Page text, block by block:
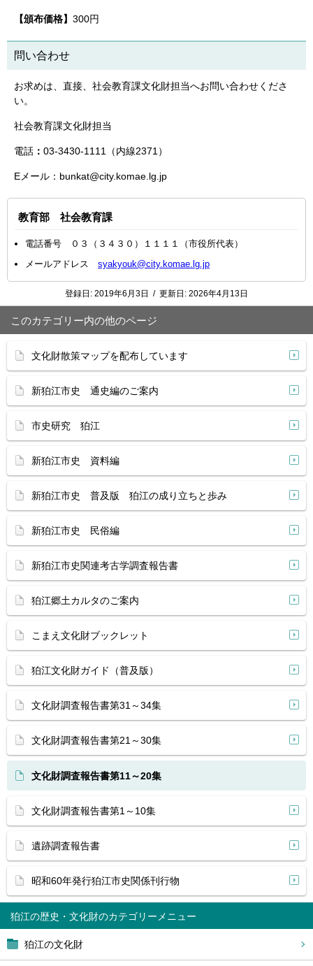
狛江の歴史・文化財
狛江の文化財
【頒布価格】 300円
問い合わせ
お求めは、直接、社会教育課文化財担当へお問い合わせくださ
い。
社会教育課文化財担当
電話 ： 03-3430-1111（内線2371）
Eメール：bunkat@city.komae.lg.jp
教育部 社会教育課
電話番号 ０３（３４３０）１１１１（市役所代表）
メールアドレス syakyouk@city.komae.lg.jp
登録日: 2019年6月3日 / 更新日: 2026年4月13日
このカテゴリー内の他のページ
文化財散策マップを配布しています
新狛江市史 通史編のご案内
市史研究 狛江
新狛江市史 資料編
新狛江市史 普及版 狛江の成り立ちと歩み
新狛江市史 民俗編
新狛江市史関連考古学調査報告書
狛江郷土カルタのご案内
こまえ文化財ブックレット
狛江文化財ガイド（普及版）
文化財調査報告書第31～34集
文化財調査報告書第21～30集
文化財調査報告書第11～20集
文化財調査報告書第1～10集
遺跡調査報告書
昭和60年発行狛江市史関係刊行物